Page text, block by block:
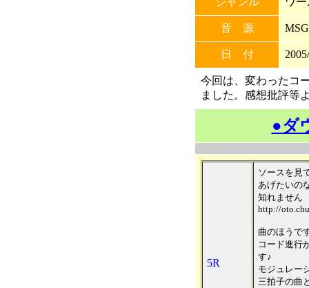
音 源
日 付
今回は、変わったコ
ました。感想批評等
●ダ
5R
ソースを見
あげたいの
知れません
http://
曲のほうで
コード進行
す♪
モジュレー
三拍子の曲